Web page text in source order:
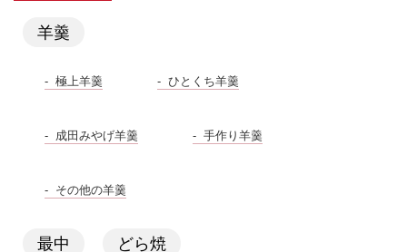
羊羹
極上羊羹 ひとくち羊羹
成田みやげ羊羹 手作り羊羹
その他の羊羹
最中 どら焼